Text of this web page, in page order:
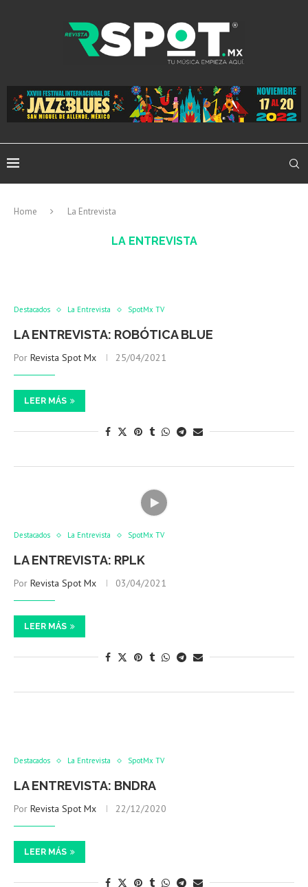
Home La Entrevista
LA ENTREVISTA
Destacados La Entrevista SpotMx TV
LA ENTREVISTA: ROBÓTICA BLUE
Por Revista Spot Mx 25/04/2021
LEER MÁS
Destacados La Entrevista SpotMx TV
LA ENTREVISTA: RPLK
Por Revista Spot Mx 03/04/2021
LEER MÁS
Destacados La Entrevista SpotMx TV
LA ENTREVISTA: BNDRA
Por Revista Spot Mx 22/12/2020
LEER MÁS